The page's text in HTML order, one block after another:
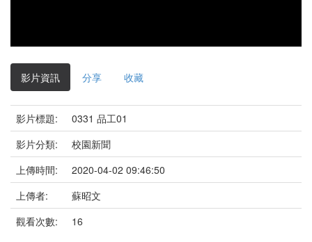
影片資訊 分享 收藏
影片標題:
0331 品工01
影片分類:
校園新聞
上傳時間:
2020-04-02 09:46:50
上傳者:
蘇昭文
觀看次數:
16